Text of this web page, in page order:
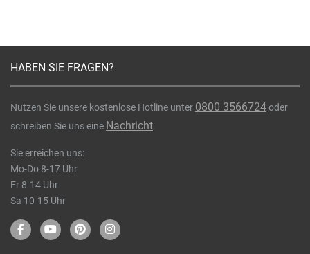
HABEN SIE FRAGEN?
Nutzen Sie unsere kostenlose Hotline unter 0800 3566724oder
schreiben Sie uns eine Nachricht.
Sie erreichen uns:
Mo-Do 8-17 Uhr
Fr 8-14 Uhr
Sa 10-15 Uhr